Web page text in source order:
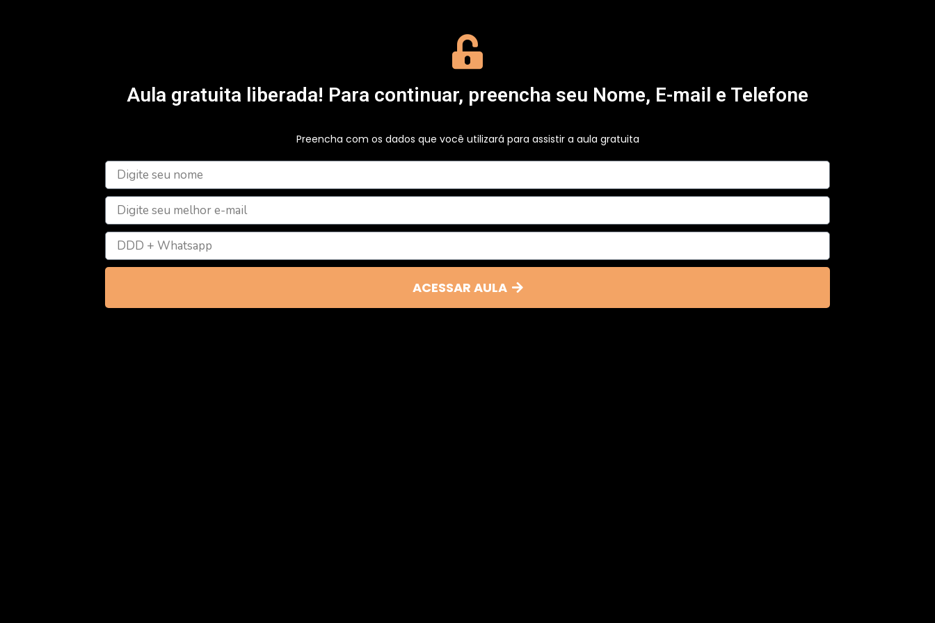
Aula gratuita liberada! Para continuar, preencha seu Nome, E-mail e Telefone
Preencha com os dados que você utilizará para assistir a aula gratuita
ACESSAR AULA